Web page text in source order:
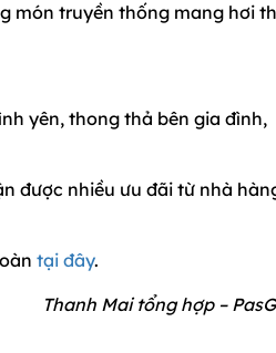
món truyền thống mang hơi
yên, thong thả bên gia đình,
được nhiều ưu đãi từ nhà
tại đây.
Thanh Mai tổng hợp –